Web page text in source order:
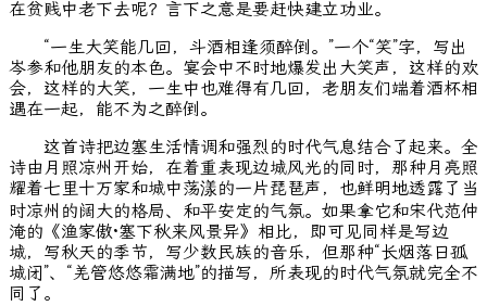
在贫贱中老下去呢？言下之意是要赶快建立功业。
“一生大笑能几回，斗酒相逢须醉倒。”一个“笑”字，写出
岑参和他朋友的本色。宴会中不时地爆发出大笑声，这样的欢
会，这样的大笑，一生中也难得有几回，老朋友们端着酒杯相
遇在一起，能不为之醉倒。
这首诗把边塞生活情调和强烈的时代气息结合了起来。全
诗由月照凉州开始，在着重表现边城风光的同时，那种月亮照
耀着七里十万家和城中荡漾的一片琵琶声，也鲜明地透露了当
时凉州的阔大的格局、和平安定的气氛。如果拿它和宋代范仲
淹的《渔家傲·塞下秋来风景异》相比，即可见同样是写边
城，写秋天的季节，写少数民族的音乐，但那种“长烟落日孤
城闭”、“羌管悠悠霜满地”的描写，所表现的时代气氛就完全不
同了。